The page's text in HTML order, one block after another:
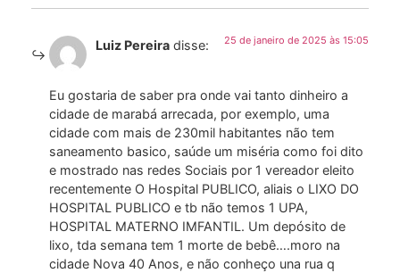
Luiz Pereira disse: 25 de janeiro de 2025 às 15:05
Eu gostaria de saber pra onde vai tanto dinheiro a
cidade de marabá arrecada, por exemplo, uma
cidade com mais de 230mil habitantes não tem
saneamento basico, saúde um miséria como foi dito
e mostrado nas redes Sociais por 1 vereador eleito
recentemente O Hospital PUBLICO, aliais o LIXO DO
HOSPITAL PUBLICO e tb não temos 1 UPA,
HOSPITAL MATERNO IMFANTIL. Um depósito de
lixo, tda semana tem 1 morte de bebê….moro na
cidade Nova 40 Anos, e não conheço una rua q